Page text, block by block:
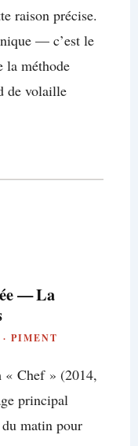
raison précise.
— c’est le
méthode
de volaille
— La
PIMENT
« Chef » (2014,
principal
matin pour